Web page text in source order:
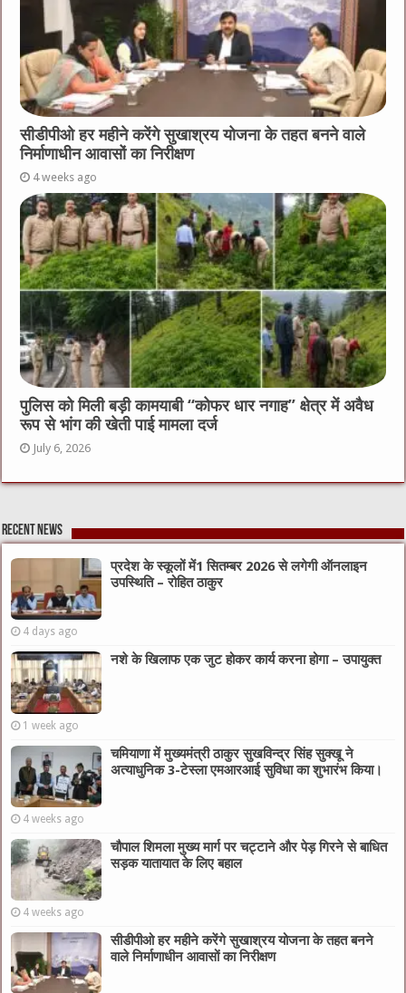
सीडीपीओ हर महीने करेंगे सुखाश्रय योजना के तहत बनने वाले
निर्माणाधीन आवासों का निरीक्षण
4 weeks ago
पुलिस को मिली बड़ी कामयाबी “कोफर धार नगाह” क्षेत्र में अवैध
रूप से भांग की खेती पाई मामला दर्ज
July 6, 2026
Recent News
प्रदेश के स्कूलों में1 सितम्बर 2026 से लगेगी ऑनलाइन
उपस्थिति – रोहित ठाकुर
4 days ago
नशे के खिलाफ एक जुट होकर कार्य करना होगा – उपायुक्त
1 week ago
चमियाणा में मुख्यमंत्री ठाकुर सुखविन्द्र सिंह सुक्खू ने
अत्याधुनिक 3-टेस्ला एमआरआई सुविधा का शुभारंभ किया।
4 weeks ago
चौपाल शिमला मुख्य मार्ग पर चट्टाने और पेड़ गिरने से बाधित
सड़क यातायात के लिए बहाल
4 weeks ago
सीडीपीओ हर महीने करेंगे सुखाश्रय योजना के तहत बनने
वाले निर्माणाधीन आवासों का निरीक्षण